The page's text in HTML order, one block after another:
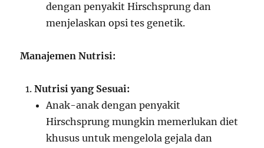
dengan penyakit Hirschsprung dan
menjelaskan opsi tes genetik.
Manajemen Nutrisi:
Nutrisi yang Sesuai:
Anak-anak dengan penyakit
Hirschsprung mungkin memerlukan diet
khusus untuk mengelola gejala dan